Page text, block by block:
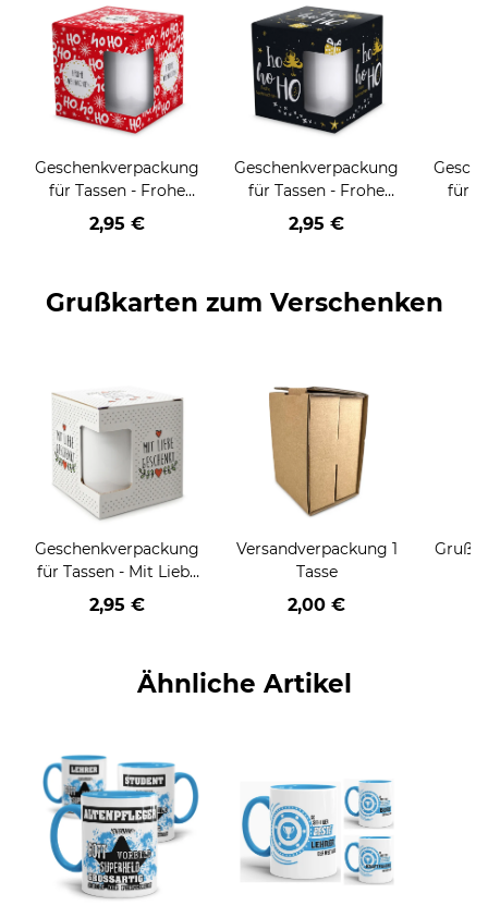
Geschenkverpackung
für Tassen - Frohe
Weihnachten - HO
HO HO - rot
2,95 €
Geschenkverpackung
für Tassen - Frohe
Weihnachten - HO
HO HO - schwarz
2,95 €
für
Grußkarten zum Verschenken
Geschenkverpackung
für Tassen - Mit Liebe
geschenkt
2,95 €
Versandverpackung 1
Tasse
2,00 €
Ähnliche Artikel